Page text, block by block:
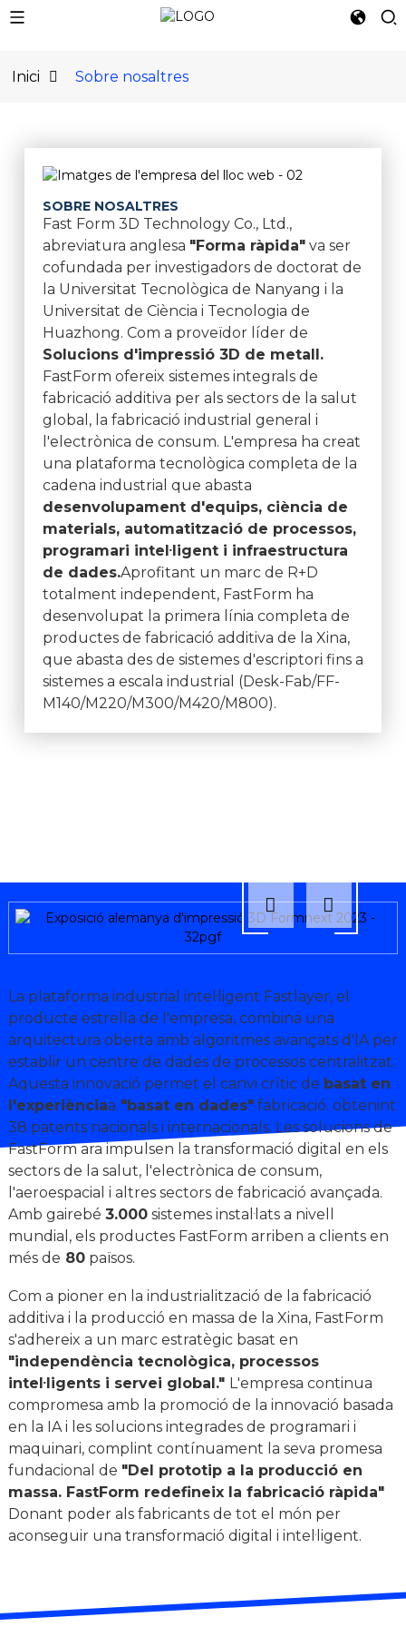
Inici Sobre nosaltres
SOBRE NOSALTRES
Fast Form 3D Technology Co., Ltd.,
abreviatura anglesa "Forma ràpida"va ser
cofundada per investigadors de doctorat de
la Universitat Tecnològica de Nanyang i la
Universitat de Ciència i Tecnologia de
Huazhong. Com a proveïdor líder de
Solucions d'impressió 3D de metall.
FastForm ofereix sistemes integrals de
fabricació additiva per als sectors de la salut
global, la fabricació industrial general i
l'electrònica de consum. L'empresa ha creat
una plataforma tecnològica completa de la
cadena industrial que abasta
desenvolupament d'equips, ciència de
materials, automatització de processos,
programari intel·ligent i infraestructura
de dades.Aprofitant un marc de R+D
totalment independent, FastForm ha
desenvolupat la primera línia completa de
productes de fabricació additiva de la Xina,
que abasta des de sistemes d'escriptori fins a
sistemes a escala industrial (Desk-Fab/FF-
M140/M220/M300/M420/M800).
La plataforma industrial intel·ligent Fastlayer, el
producte estrella de l'empresa, combina una
arquitectura oberta amb algoritmes avançats d'IA per
establir un centre de dades de processos centralitzat.
Aquesta innovació permet el canvi crític de basat en
l'experiènciaa "basat en dades"fabricació. obtenint
38 patents nacionals i internacionals. Les solucions de
FastForm ara impulsen la transformació digital en els
sectors de la salut, l'electrònica de consum,
l'aeroespacial i altres sectors de fabricació avançada.
Amb gairebé 3.000sistemes instal·lats a nivell
mundial, els productes FastForm arriben a clients en
més de 80països.
Com a pioner en la industrialització de la fabricació
additiva i la producció en massa de la Xina, FastForm
s'adhereix a un marc estratègic basat en
"independència tecnològica, processos
intel·ligents i servei global." L'empresa continua
compromesa amb la promoció de la innovació basada
en la IA i les solucions integrades de programari i
maquinari, complint contínuament la seva promesa
fundacional de "Del prototip a la producció en
massa. FastForm redefineix la fabricació ràpida"
Donant poder als fabricants de tot el món per
aconseguir una transformació digital i intel·ligent.